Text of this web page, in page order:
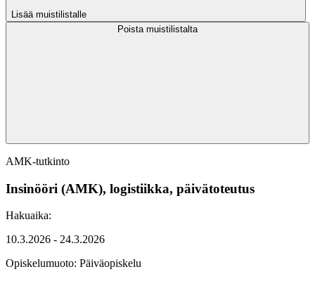
Lisää muistilistalle
Poista muistilistalta
AMK-tutkinto
Insinööri (AMK), logistiikka, päivätoteutus
Hakuaika:
10.3.2026 - 24.3.2026
Opiskelumuoto: Päiväopiskelu